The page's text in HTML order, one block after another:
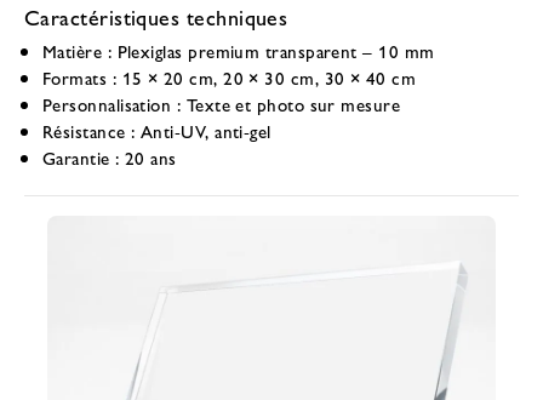
Caractéristiques techniques
Matière : Plexiglas premium transparent – 10 mm
Formats : 15 × 20 cm, 20 × 30 cm, 30 × 40 cm
Personnalisation : Texte et photo sur mesure
Résistance : Anti-UV, anti-gel
Garantie : 20 ans